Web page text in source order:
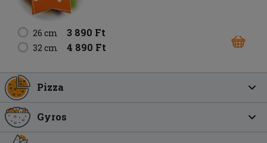
26 cm 3 890 Ft
32 cm 4 890 Ft
Pizza
Gyros